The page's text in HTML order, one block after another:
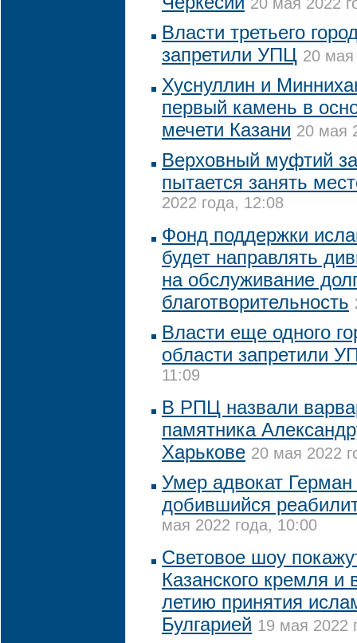
Власти третьего
запретили УПЦ 20 мая
Хуснуллин и
первый камень в
мечети Казани 20 мая
Верховный муфтий
пытается занять
2022 года, 12:08
Фонд поддержки
будет направлять
на обслуживание
благотворительность
Власти еще одного
области запретили
11:09
В РПЦ назвали
памятника
Харькове 20 мая 2022
Умер адвокат
добившийся
мая 2022 года, 10:00
Световое шоу
Казанского кремля и
летию принятия
Булгарией 19 мая 2022